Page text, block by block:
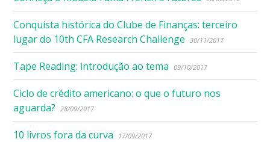
Conquista histórica do Clube de Finanças: terceiro
lugar do 10th CFA Research Challenge
30/11/2017
Tape Reading: introdução ao tema 09/10/2017
Ciclo de crédito americano: o que o futuro nos
aguarda?
28/09/2017
10 livros fora da curva 17/09/2017